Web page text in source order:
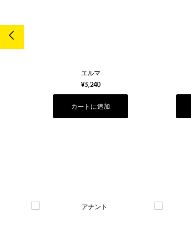
エルマ
¥3,240